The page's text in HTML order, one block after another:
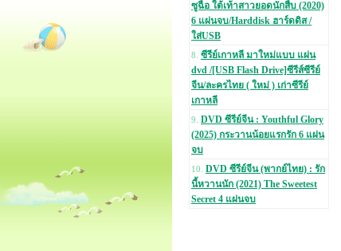
ซูฉือ ใต้เท้าสาวยอดนักสืบ (2020)
6 แผ่นจบ/Harddisk ฮาร์ดดิส /
ใส่USB
8. ซีรีย์เกาหลี มาใหม่แบบ แผ่น
dvd /[USB Flash Drive]ซีรีส์ซีรีย์
จีน/ละครไทย ( ใหม่ ) เก่าซีรีย์
เกาหลี
9. DVD ซีรีย์จีน : Youthful Glory
(2025) กระวานน้อยแรกรัก 6 แผ่น
จบ
10. DVD ซีรีย์จีน (พากย์ไทย) : รัก
นี้หวานนัก (2021) The Sweetest
Secret 4 แผ่นจบ